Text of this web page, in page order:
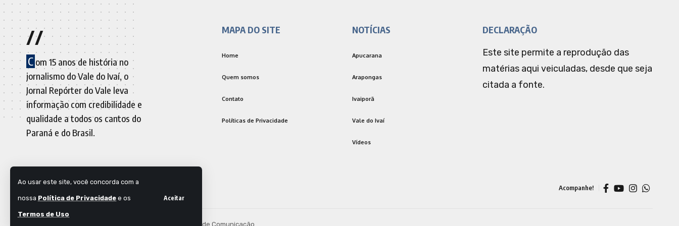
Ao usar este site, você concorda com a
nossa Política de Privacidade e os
Termos de Uso
Aceitar
//
C om 15 anos de história no
jornalismo do Vale do Ivaí, o
Jornal Repórter do Vale leva
informação com credibilidade e
qualidade a todos os cantos do
Paraná e do Brasil.
MAPA DO SITE
Home
Quem somos
Contato
Políticas de Privacidade
NOTÍCIAS
Apucarana
Arapongas
Ivaiporã
Vale do Ivaí
Vídeos
DECLARAÇÃO
Este site permite a reprodução das
matérias aqui veiculadas, desde que seja
citada a fonte.
Acompanhe!
Outside Comunicação